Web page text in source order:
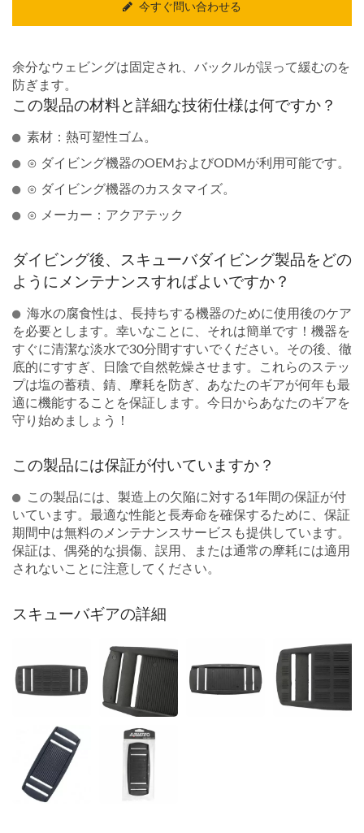
今すぐ問い合わせる
余分なウェビングは固定され、バックルが誤って緩むのを
防ぎます。
この製品の材料と詳細な技術仕様は何ですか？
素材：熱可塑性ゴム。
⊙ ダイビング機器のOEMおよびODMが利用可能です。
⊙ ダイビング機器のカスタマイズ。
⊙ メーカー：アクアテック
ダイビング後、スキューバダイビング製品をどの
ようにメンテナンスすればよいですか？
海水の腐食性は、長持ちする機器のために使用後のケア
を必要とします。幸いなことに、それは簡単です！機器を
すぐに清潔な淡水で30分間すすいでください。その後、徹
底的にすすぎ、日陰で自然乾燥させます。これらのステッ
プは塩の蓄積、錆、摩耗を防ぎ、あなたのギアが何年も最
適に機能することを保証します。今日からあなたのギアを
守り始めましょう！
この製品には保証が付いていますか？
この製品には、製造上の欠陥に対する1年間の保証が付
いています。最適な性能と長寿命を確保するために、保証
期間中は無料のメンテナンスサービスも提供しています。
保証は、偶発的な損傷、誤用、または通常の摩耗には適用
されないことに注意してください。
スキューバギアの詳細